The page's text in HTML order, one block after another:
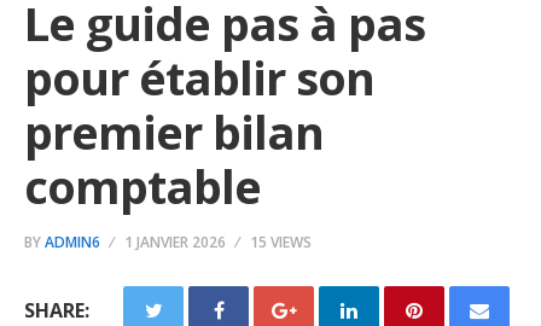
Le guide pas à pas
pour établir son
premier bilan
comptable
BYADMIN6 1 JANVIER 2026 15 VIEWS
SHARE: